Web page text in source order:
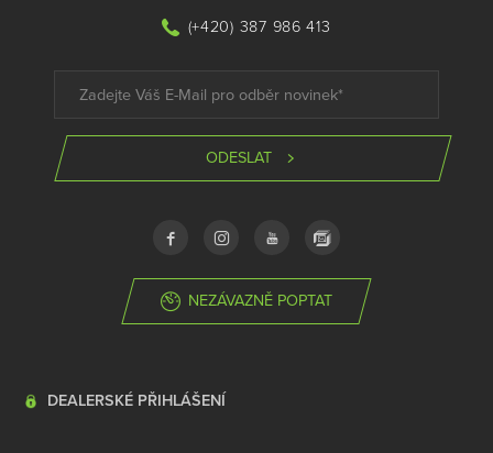
(+420) 387 986 413
ODESLAT
NEZÁVAZNĚ POPTAT
DEALERSKÉ PŘIHLÁŠENÍ